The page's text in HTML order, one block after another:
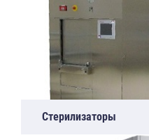
Стерилизаторы